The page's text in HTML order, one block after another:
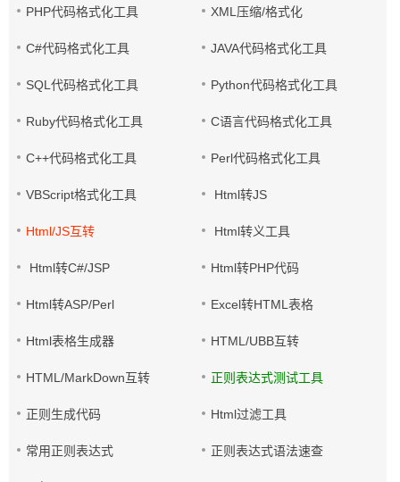
PHP代码格式化工具 XML压缩/格式化
C#代码格式化工具 JAVA代码格式化工具
SQL代码格式化工具 Python代码格式化工具
Ruby代码格式化工具 C语言代码格式化工具
C++代码格式化工具 Perl代码格式化工具
VBScript格式化工具 Html转JS
Html/JS互转 Html转义工具
Html转C#/JSP Html转PHP代码
Html转ASP/Perl Excel转HTML表格
Html表格生成器 HTML/UBB互转
HTML/MarkDown互转 正则表达式测试工具
正则生成代码 Html过滤工具
常用正则表达式 正则表达式语法速查